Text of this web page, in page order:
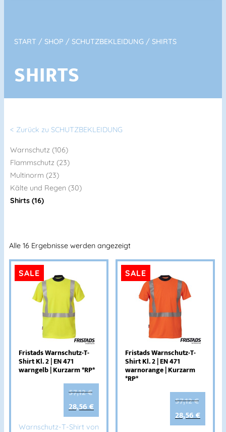
START / SHOP / SCHUTZBEKLEIDUNG / SHIRTS
SHIRTS
< Zurück zu SCHUTZBEKLEIDUNG
Warnschutz (106)
Flammschutz (23)
Multinorm (23)
Kälte und Regen (30)
Shirts (16)
Alle 16 Ergebnisse werden angezeigt
SALE
Fristads Warnschutz-T-
Shirt Kl. 2 | EN 471
warngelb | Kurzarm *RP*
57,12€
28,56€
Warnschutz-T-Shirt von
SALE
Fristads Warnschutz-T-
Shirt Kl. 2 | EN 471
warnorange | Kurzarm
*RP*
57,12€
28,56€